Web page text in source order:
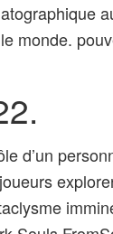
monde.
d’un